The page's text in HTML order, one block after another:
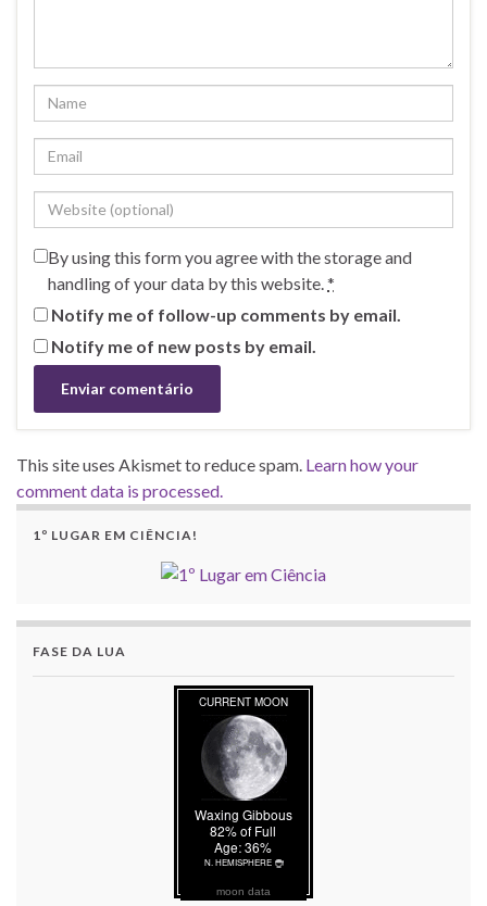
By using this form you agree with the storage and
handling of your data by this website. *
Notify me of follow-up comments by email.
Notify me of new posts by email.
This site uses Akismet to reduce spam. Learn how your
comment data is processed.
1º LUGAR EM CIÊNCIA!
FASE DA LUA
moon data